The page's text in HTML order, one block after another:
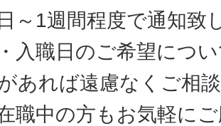
～1週間程度で通知致
入職日のご希望につ
あれば遠慮なくご相
職中の方もお気軽に